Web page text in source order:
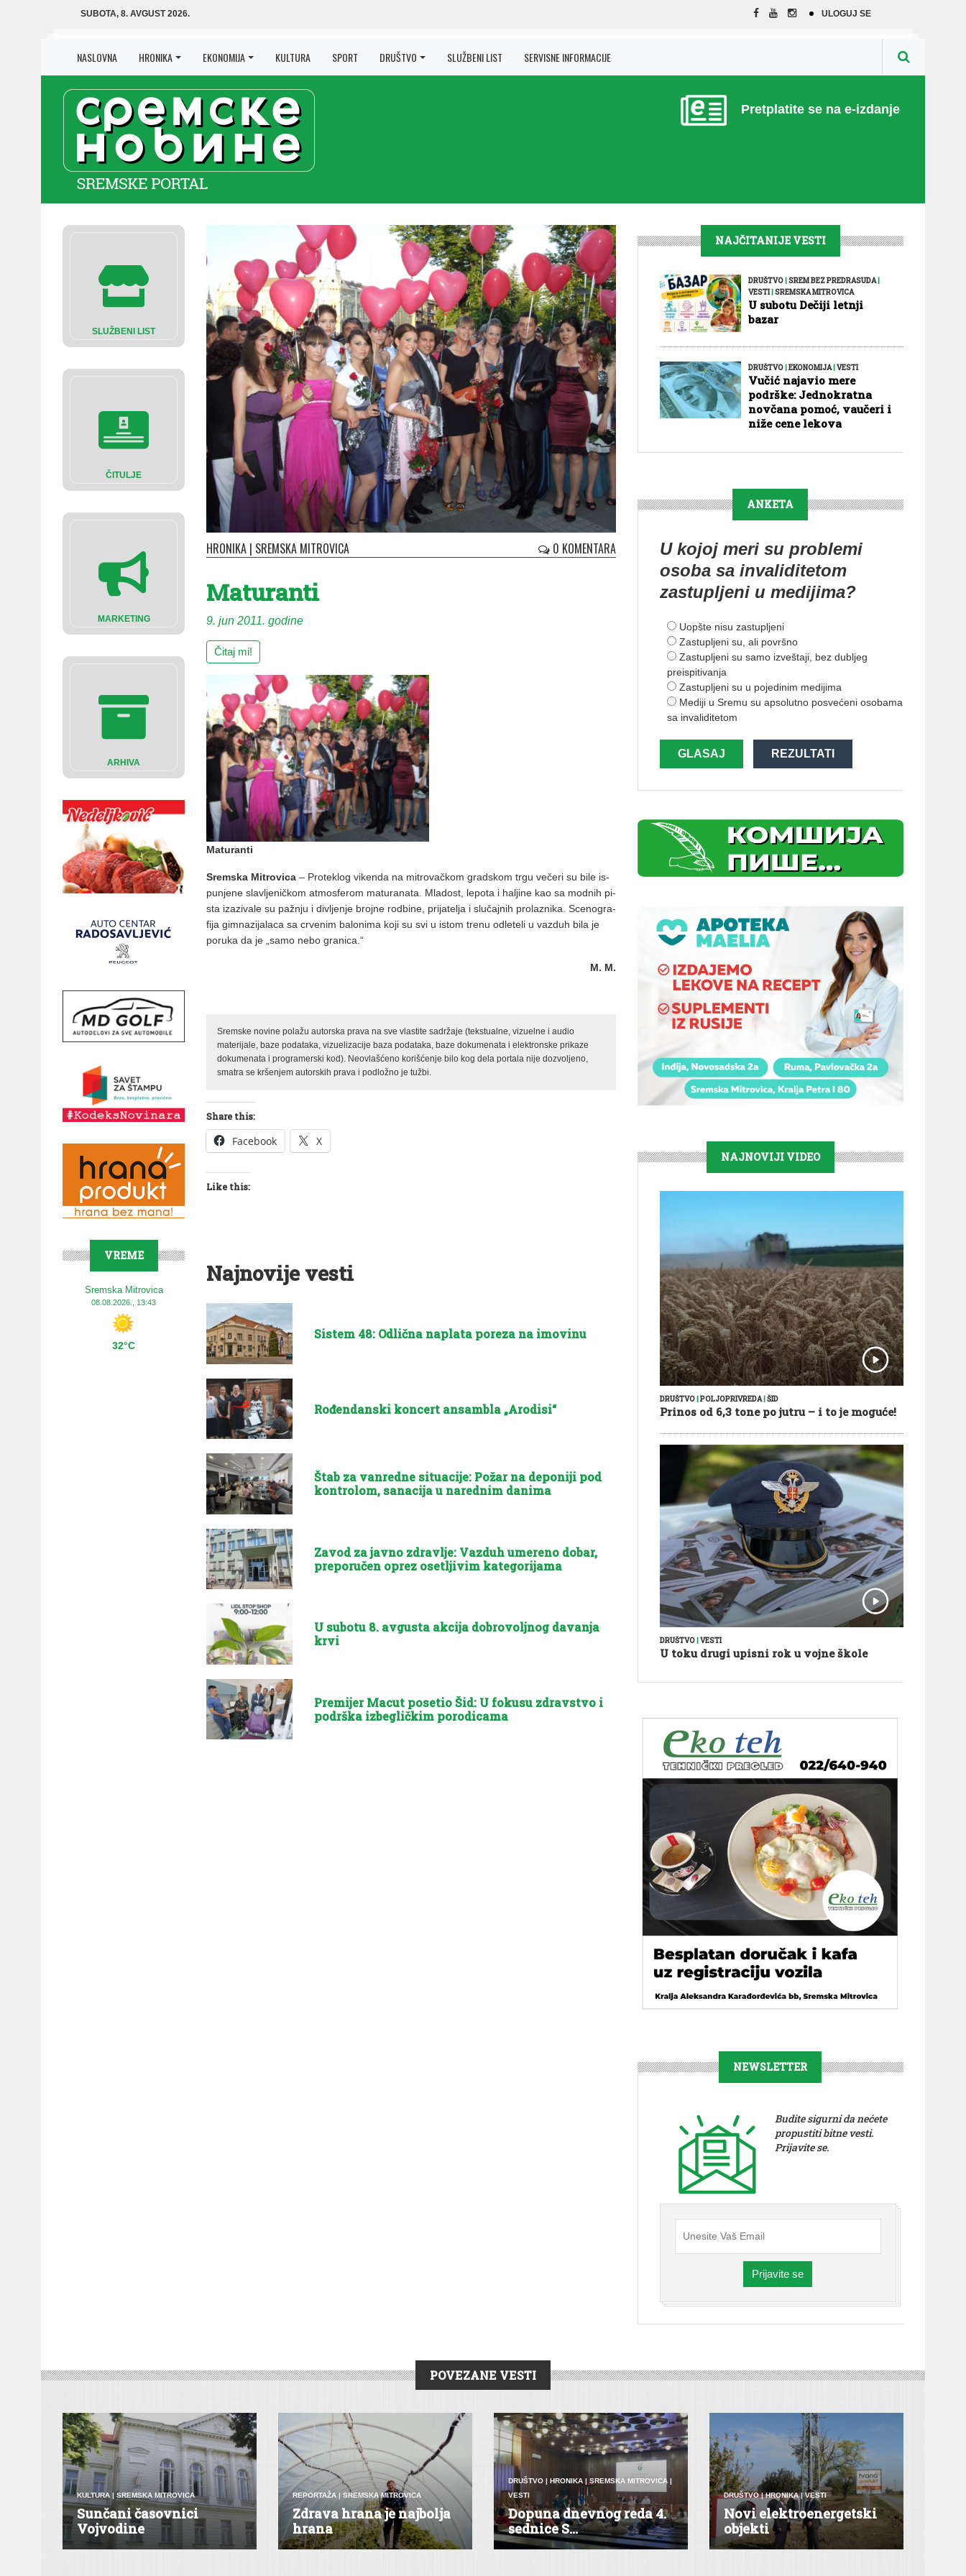
SUBOTA, 8. AVGUST 2026. ULOGUJ SE
NASLOVNA HRONIKA EKONOMIJA KULTURA SPORT DRUŠTVO SLUŽBENI LIST SERVISNE INFORMACIJE
Pretplatite se na e-izdanje
SLUŽBENI LIST
ČITULJE
MARKETING
ARHIVA
VREME
Sremska Mitrovica
08.08.2026., 13:43
32°C
HRONIKA | SREMSKA MITROVICA 0 KOMENTARA
Ma­tu­ran­ti
9. jun 2011. godine
Čitaj mi!
Maturanti
Sremska Mitrovica – Pro­te­klog vi­ken­da na mi­tro­vač­kom grad­skom tr­gu ve­če­ri su bi­le is­
pu­nje­ne sla­vlje­nič­kom at­mos­fe­rom ma­tu­ra­na­ta. Mla­dost, le­po­ta i ha­lji­ne kao sa mod­nih pi­
sta iza­zi­va­le su pa­žnju i di­vlje­nje broj­ne rod­bi­ne, pri­ja­te­lja i slu­čaj­nih pro­la­zni­ka. Sce­no­gra­
fi­ja gim­na­zi­ja­la­ca sa cr­ve­nim ba­lo­ni­ma ko­ji su svi u istom tre­nu od­le­te­li u va­zduh bi­la je
po­ru­ka da je „sa­mo ne­bo gra­ni­ca.“
M. M.
Sremske novine polažu autorska prava na sve vlastite sadržaje (tekstualne, vizuelne i audio
materijale, baze podataka, vizuelizacije baza podataka, baze dokumenata i elektronske prikaze
dokumenata i programerski kod). Neovlašćeno korišćenje bilo kog dela portala nije dozvoljeno,
smatra se kršenjem autorskih prava i podložno je tužbi.
Share this:
Facebook X
Like this:
Najnovije vesti
Sistem 48: Odlična naplata poreza na imovinu
Rođendanski koncert ansambla „Arodisi“
Štab za vanredne situacije: Požar na deponiji pod
kontrolom, sanacija u narednim danima
Zavod za javno zdravlje: Vazduh umereno dobar,
preporučen oprez osetljivim kategorijama
U subotu 8. avgusta akcija dobrovoljnog davanja
krvi
Premijer Macut posetio Šid: U fokusu zdravstvo i
podrška izbegličkim porodicama
NAJČITANIJE VESTI
DRUŠTVO|SREM BEZ PREDRASUDA|
VESTI|SREMSKA MITROVICA
U subotu Dečiji letnji
bazar
DRUŠTVO|EKONOMIJA|VESTI
Vučić najavio mere
podrške: Jednokratna
novčana pomoć, vaučeri i
niže cene lekova
ANKETA
U kojoj meri su problemi
osoba sa invaliditetom
zastupljeni u medijima?
Uopšte nisu zastupljeni
Zastupljeni su, ali površno
Zastupljeni su samo izveštaji, bez dubljeg
preispitivanja
Zastupljeni su u pojedinim medijima
Mediji u Sremu su apsolutno posvećeni osobama
sa invaliditetom
GLASAJ REZULTATI
NAJNOVIJI VIDEO
DRUŠTVO|POLJOPRIVREDA|ŠID
Prinos od 6,3 tone po jutru – i to je moguće!
DRUŠTVO VESTI
U toku drugi upisni rok u vojne škole
NEWSLETTER
Budite sigurni da nećete
propustiti bitne vesti.
Prijavite se.
Prijavite se
POVEZANE VESTI
KULTURA |SREMSKA MITROVICA
Sunčani časovnici
Vojvodine
REPORTAŽA | SREMSKA MITROVICA
Zdrava hrana je najbolja
hrana
DRUŠTVO | HRONIKA | SREMSKA MITROVICA |
VESTI
Dopuna dnevnog reda 4.
sednice S...
DRUŠTVO|HRONIKA|VESTI
Novi elektroenergetski
objekti